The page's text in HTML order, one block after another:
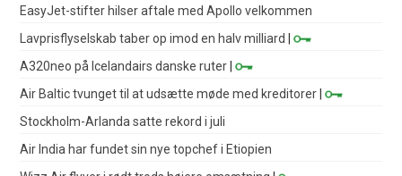
EasyJet-stifter hilser aftale med Apollo velkommen
Lavprisflyselskab taber op imod en halv milliard
|
A320neo på Icelandairs danske ruter |
Air Baltic tvunget til at udsætte møde med kreditorer |
Stockholm-Arlanda satte rekord i juli
Air India har fundet sin nye topchef i Etiopien